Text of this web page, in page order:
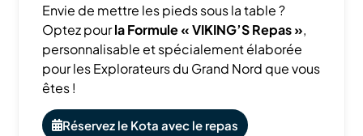
Envie de mettre les pieds sous la table ?
Optez pourla Formule « VIKING’S Repas »,
personnalisable et spécialement élaborée
pour les Explorateurs du Grand Nord que vous
êtes !
Réservez le Kota avec le repas